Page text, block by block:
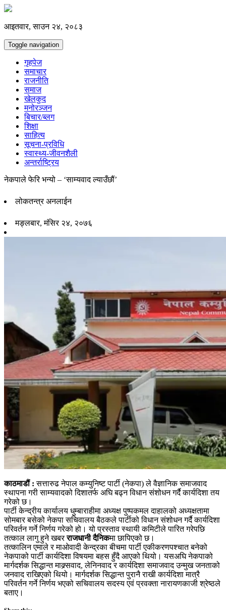
आइतवार, साउन २४, २०८३
Toggle navigation
गृहपेज
समाचार
राजनीति
समाज
खेलकुद
मनोरञ्जन
बिचार/ब्लग
शिक्षा
साहित्य
सूचना-प्रविधि
स्वास्थ्य-जीवनशैली
अन्तर्राष्ट्रिय
नेकपाले फेरि भन्यो – ‘साम्यवाद ल्याउँछौं’
लोकतन्त्र अनलाईन
मङ्लबार, मंसिर २४, २०७६
काठमाडौं : सत्तारुढ नेपाल कम्युनिष्ट पार्टी (नेकपा) ले वैज्ञानिक समाजवाद
स्थापना गरी साम्यवादको दिशातर्फ अघि बढ्न विधान संशोधन गर्दै कार्यदिशा तय
गरेको छ।
पार्टी केन्द्रीय कार्यालय धुम्बाराहीमा अध्यक्ष पुष्पकमल दाहालको अध्यक्षतामा
सोमबार बसेको नेकपा सचिवालय बैठकले पार्टीको विधान संशोधन गर्दै कार्यदिशा
परिवर्तन गर्ने निर्णय गरेको हो। यो प्रस्ताव स्थायी कमिटीले पारित गरेपछि
तत्काल लागु हुने खबरराजधानी दैनिकमा छापिएको छ।
तत्कालिन एमाले र माओवादी केन्द्रका बीचमा पार्टी एकीकरणपश्चात बनेको
नेकपाको पार्टी कार्यदिशा विषयमा बहस हुँदै आएको थियो। यसअघि नेकपाको
मार्गदर्शक सिद्धान्त माक्र्सवाद, लेनिनवाद र कार्यदिशा समाजवाद उन्मुख जनताको
जनवाद राखिएको थियो। मार्गदर्शक सिद्धान्त पुरानै राखी कार्यदिशा मात्रै
परिवर्तन गर्ने निर्णय भएको सचिवालय सदस्य एवं प्रवक्ता नारायणकाजी श्रेष्ठले
बताए।